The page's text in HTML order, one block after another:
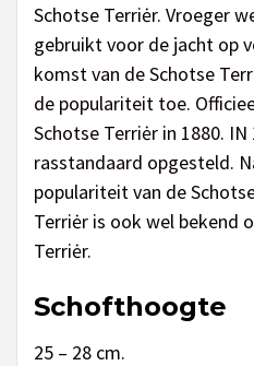
Schotse Terriėr. Vroeger
gebruikt voor de jacht op
komst van de Schotse
de populariteit toe.
Schotse Terriėr in 1880.
rasstandaard opgesteld.
populariteit van de
Terriėr is ook wel bekend
Terriėr.
Schofthoogte
25 – 28 cm.